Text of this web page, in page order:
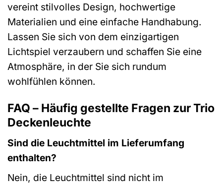
vereint stilvolles Design, hochwertige
Materialien und eine einfache Handhabung.
Lassen Sie sich von dem einzigartigen
Lichtspiel verzaubern und schaffen Sie eine
Atmosphäre, in der Sie sich rundum
wohlfühlen können.
FAQ – Häufig gestellte Fragen zur Trio
Deckenleuchte
Sind die Leuchtmittel im Lieferumfang
enthalten?
Nein, die Leuchtmittel sind nicht im